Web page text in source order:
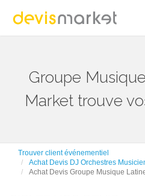
Groupe
Market trouve
Trouver client événementiel
Achat Devis DJ Orchestres
Achat Devis Groupe Musique